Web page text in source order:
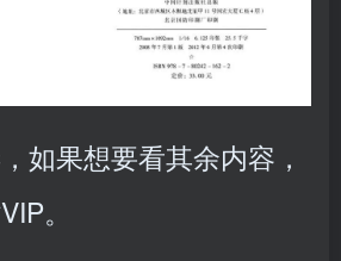
如果想要看其余内容，
。